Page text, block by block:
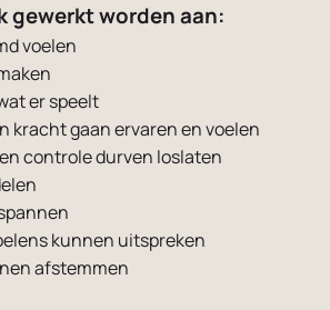
gewerkt worden aan:
voelen
er speelt
kracht gaan ervaren en voelen
controle durven loslaten
kunnen uitspreken
afstemmen